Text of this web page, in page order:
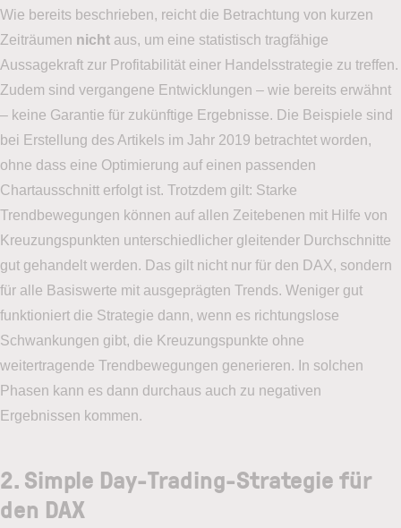
Wie bereits beschrieben, reicht die Betrachtung von kurzen
Zeiträumen nicht aus, um eine statistisch tragfähige
Aussagekraft zur Profitabilität einer Handelsstrategie zu treffen.
Zudem sind vergangene Entwicklungen – wie bereits erwähnt
– keine Garantie für zukünftige Ergebnisse. Die Beispiele sind
bei Erstellung des Artikels im Jahr 2019 betrachtet worden,
ohne dass eine Optimierung auf einen passenden
Chartausschnitt erfolgt ist. Trotzdem gilt: Starke
Trendbewegungen können auf allen Zeitebenen mit Hilfe von
Kreuzungspunkten unterschiedlicher gleitender Durchschnitte
gut gehandelt werden. Das gilt nicht nur für den DAX, sondern
für alle Basiswerte mit ausgeprägten Trends. Weniger gut
funktioniert die Strategie dann, wenn es richtungslose
Schwankungen gibt, die Kreuzungspunkte ohne
weitertragende Trendbewegungen generieren. In solchen
Phasen kann es dann durchaus auch zu negativen
Ergebnissen kommen.
2. Simple Day-Trading-Strategie für
den DAX